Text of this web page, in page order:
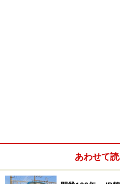
切られた個室になっています
ライバシーが保てます。個室
つけられており、列車によっ
あわせて